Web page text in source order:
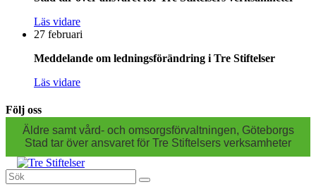
Läs vidare
27 februari
Meddelande om ledningsförändring i Tre Stiftelser
Läs vidare
Följ oss
Äldre samt vård- och omsorgsförvaltningen, Göteborgs
Stad tar över ansvaret för Tre Stiftelsers verksamheter
Sök
efter: